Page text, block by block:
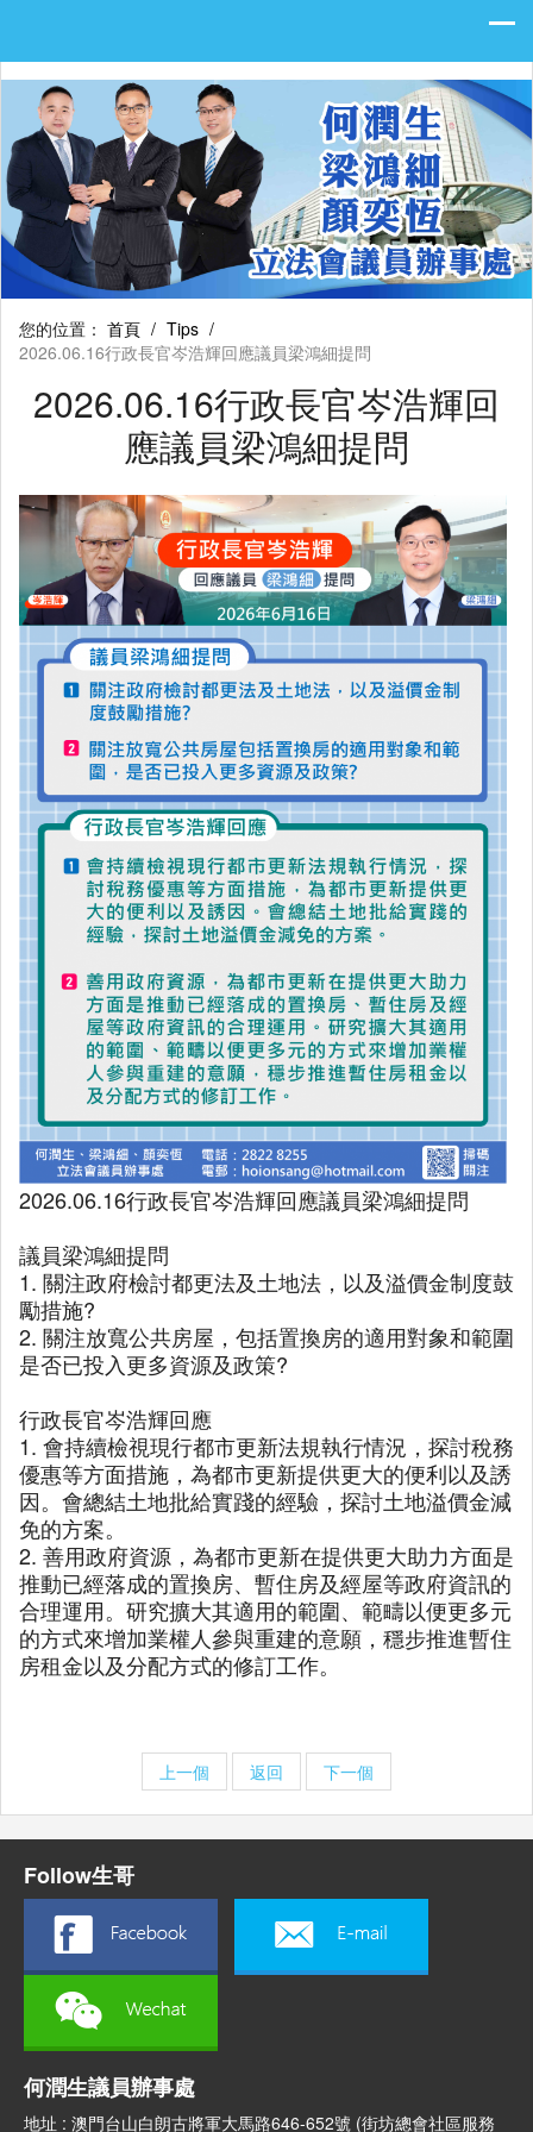
您的位置： 首頁 / Tips /
2026.06.16行政長官岑浩輝回應議員梁鴻細提問
2026.06.16行政長官岑浩輝回
應議員梁鴻細提問
2026.06.16行政長官岑浩輝回應議員梁鴻細提問
議員梁鴻細提問
1. 關注政府檢討都更法及土地法，以及溢價金制度鼓
勵措施?
2. 關注放寬公共房屋，包括置換房的適用對象和範圍
是否已投入更多資源及政策?
行政長官岑浩輝回應
1. 會持續檢視現行都市更新法規執行情況，探討稅務
優惠等方面措施，為都市更新提供更大的便利以及誘
因。會總結土地批給實踐的經驗，探討土地溢價金減
免的方案。
2. 善用政府資源，為都市更新在提供更大助力方面是
推動已經落成的置換房、暫住房及經屋等政府資訊的
合理運用。研究擴大其適用的範圍、範疇以便更多元
的方式來增加業權人參與重建的意願，穩步推進暫住
房租金以及分配方式的修訂工作。
上一個 返回 下一個
Follow生哥
何潤生議員辦事處
地址 : 澳門台山白朗古將軍大馬路646-652號 (街坊總會社區服務